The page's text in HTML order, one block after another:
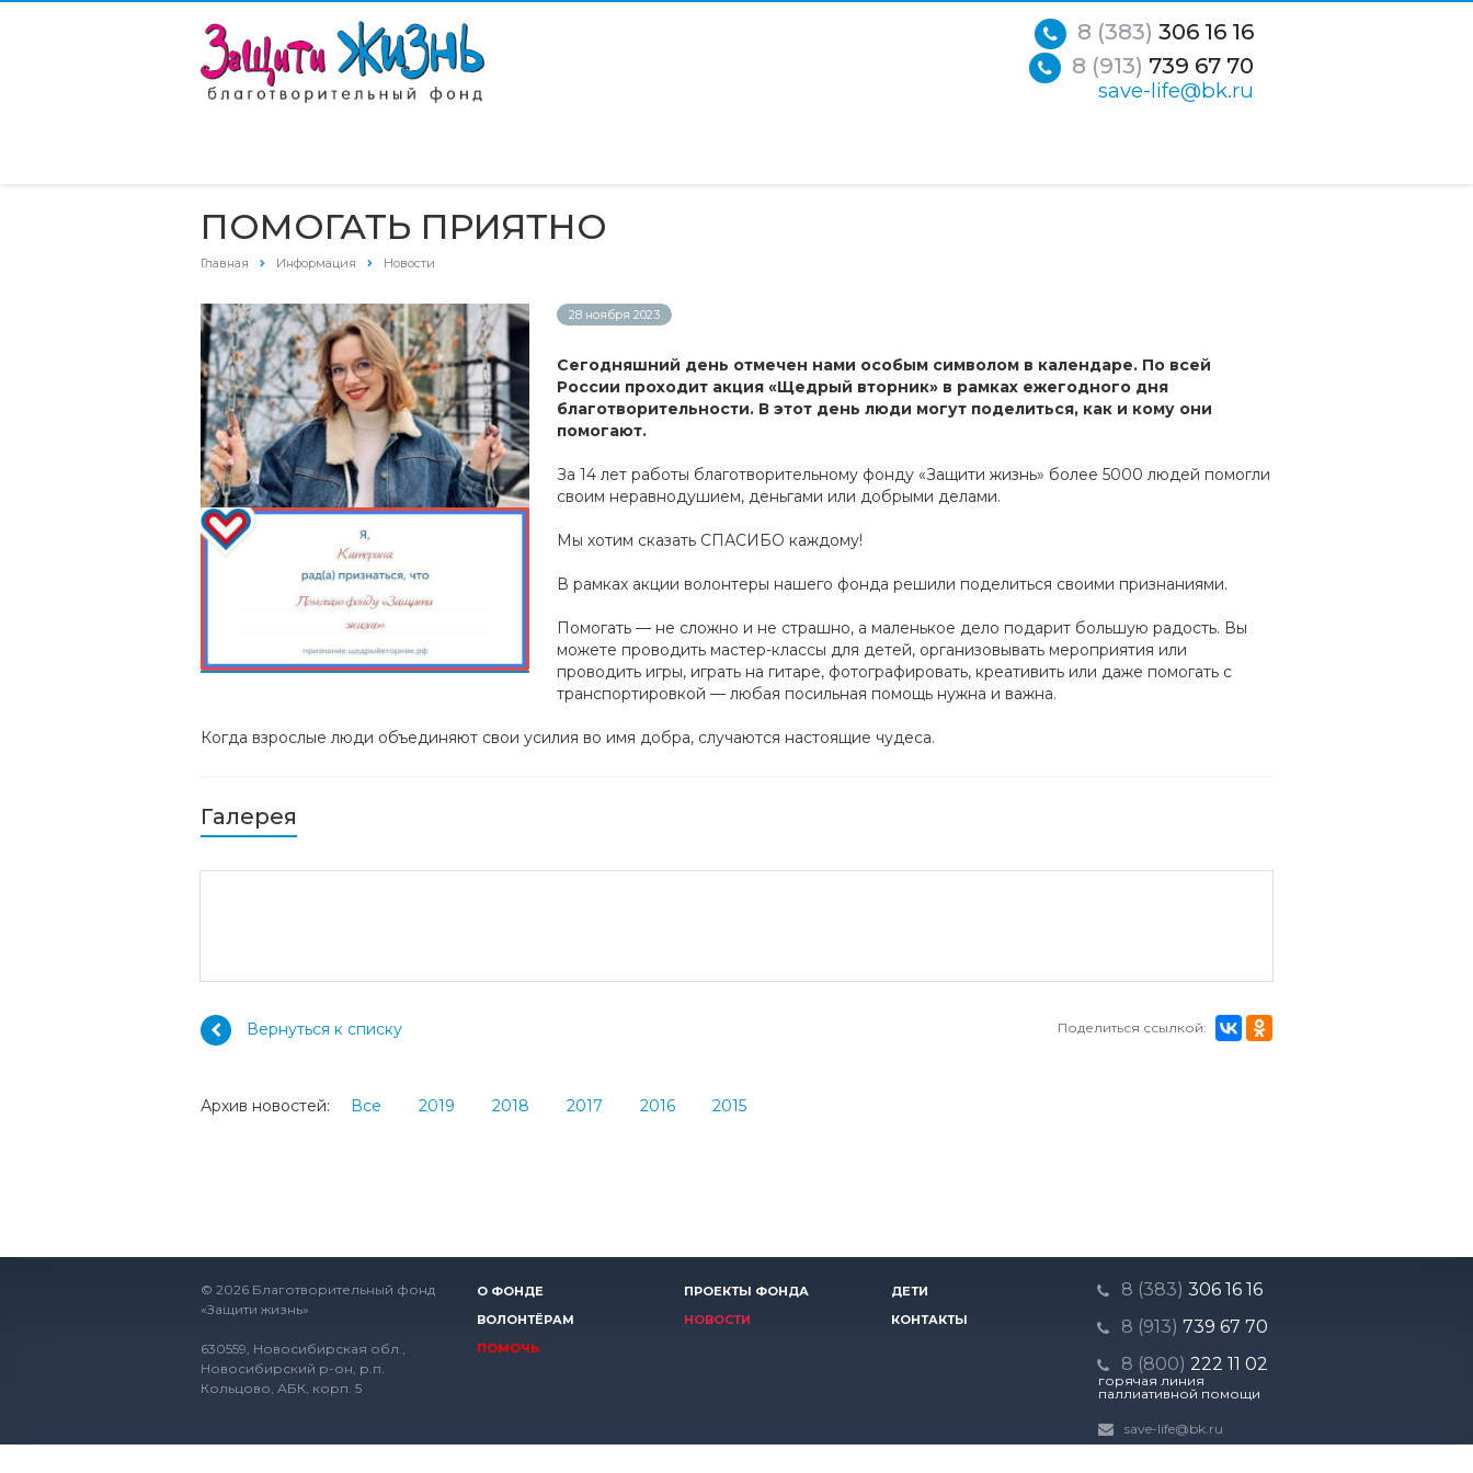
8 (383) 306 16 16
8 (913) 739 67 70
save-life@bk.ru
ПОМОГАТЬ ПРИЯТНО
Главная Информация Новости
28 ноября 2023
Сегодняшний день отмечен нами особым символом в календаре. По всей
России проходит акция «Щедрый вторник» в рамках ежегодного дня
благотворительности. В этот день люди могут поделиться, как и кому они
помогают.
За 14 лет работы благотворительному фонду «Защити жизнь» более 5000 людей помогли
своим неравнодушием, деньгами или добрыми делами.
Мы хотим сказать СПАСИБО каждому!
В рамках акции волонтеры нашего фонда решили поделиться своими признаниями.
Помогать — не сложно и не страшно, а маленькое дело подарит большую радость. Вы
можете проводить мастер-классы для детей, организовывать мероприятия или
проводить игры, играть на гитаре, фотографировать, креативить или даже помогать с
транспортировкой — любая посильная помощь нужна и важна.
Когда взрослые люди объединяют свои усилия во имя добра, случаются настоящие чудеса.
Галерея
Поделиться ссылкой:
Вернуться к списку
Архив новостей: Все 2019 2018 2017 2016 2015
© 2026 Благотворительный фонд
«Защити жизнь»
630559, Новосибирская обл.,
Новосибирский р-он, р.п.
Кольцово, АБК, корп. 5
О ФОНДЕ ПРОЕКТЫ ФОНДА
ДЕТИ
ВОЛОНТЁРАМ
НОВОСТИ
КОНТАКТЫ
ПОМОЧЬ
8 (383) 306 16 16
8 (913) 739 67 70
8 (800) 222 11 02
горячая линия
паллиативной помощи
save-life@bk.ru